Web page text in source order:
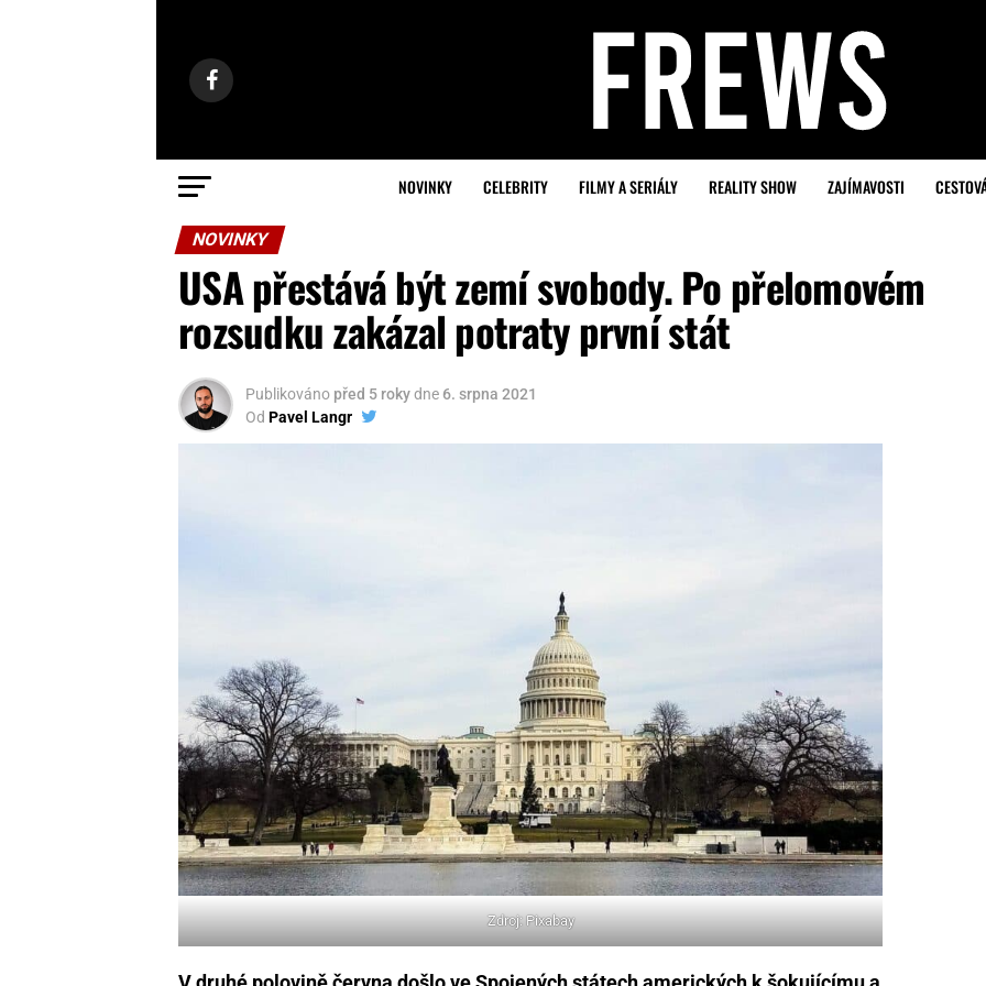
NOVINKY CELEBRITY FILMY A SERIÁLY REALITY SHOW ZAJÍMAVOSTI
NOVINKY
USA přestává být zemí svobody. Po přelomovém
rozsudku zakázal potraty první stát
Publikováno před 5 rokydne 6. srpna 2021
Od Pavel Langr
Zdroj: Pixabay